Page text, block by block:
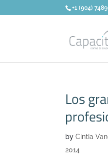
+1 (904)
Los
byCintia
2014